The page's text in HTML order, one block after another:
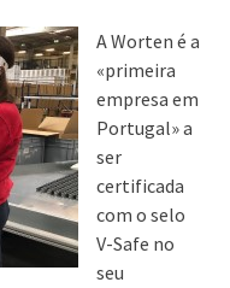
A Worten é a
«primeira
empresa em
Portugal» a
ser
certificada
com o selo
V-Safe no
seu